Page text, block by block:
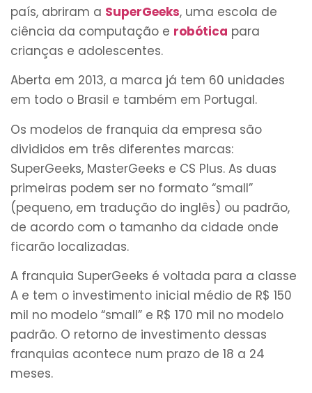
país, abriram a SuperGeeks, uma escola de
ciência da computação e robótica para
crianças e adolescentes.
Aberta em 2013, a marca já tem 60 unidades
em todo o Brasil e também em Portugal.
Os modelos de franquia da empresa são
divididos em três diferentes marcas:
SuperGeeks, MasterGeeks e CS Plus. As duas
primeiras podem ser no formato “small”
(pequeno, em tradução do inglês) ou padrão,
de acordo com o tamanho da cidade onde
ficarão localizadas.
A franquia SuperGeeks é voltada para a classe
A e tem o investimento inicial médio de R$ 150
mil no modelo “small” e R$ 170 mil no modelo
padrão. O retorno de investimento dessas
franquias acontece num prazo de 18 a 24
meses.